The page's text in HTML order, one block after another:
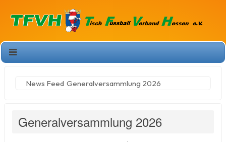
News Feed Generalversammlung 2026
Generalversammlung 2026